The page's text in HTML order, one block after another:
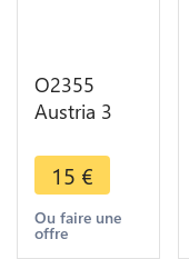
O2355
Austria 3
Franz II
1812 ->M
offer
15 €
Ou faire une
offre